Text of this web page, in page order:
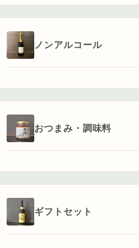
ノンアルコール
おつまみ・調味料
ギフトセット